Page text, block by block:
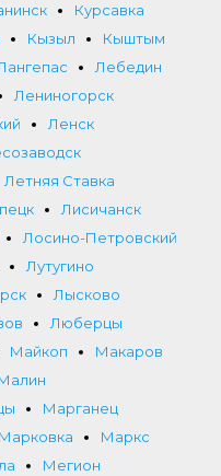
Курсавка
Кызыл
Кыштым
Лебедин
Лениногорск
Ленск
Летняя Ставка
Лисичанск
Лосино-Петровский
Лутугино
Лысково
Люберцы
Майкоп
Макаров
Марганец
Марковка
Маркс
Мегион